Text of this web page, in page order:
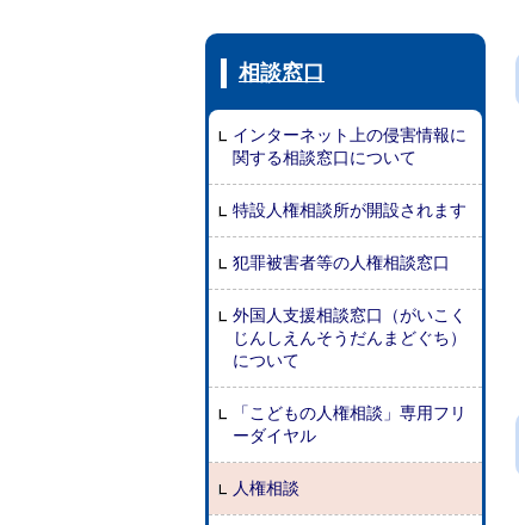
相談窓口
インターネット上の侵害情報に
関する相談窓口について
特設人権相談所が開設されます
犯罪被害者等の人権相談窓口
外国人支援相談窓口（がいこく
じんしえんそうだんまどぐち）
について
「こどもの人権相談」専用フリ
ーダイヤル
人権相談